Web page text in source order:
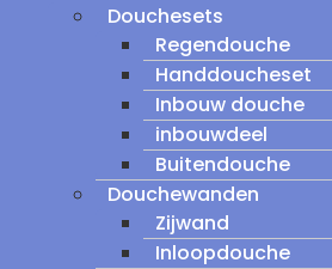
Douchesets
Regendouche
Handdoucheset
Inbouw douche
inbouwdeel
Buitendouche
Douchewanden
Zijwand
Inloopdouche